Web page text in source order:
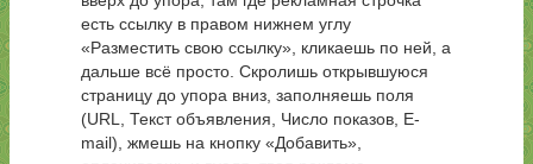
есть ссылку в правом нижнем углу
«Разместить свою ссылку», кликаешь по ней, а
дальше всё просто. Скролишь открывшуюся
страницу до упора вниз, заполняешь поля
(URL, Текст объявления, Число показов, E-
mail), жмешь на кнопку «Добавить»,